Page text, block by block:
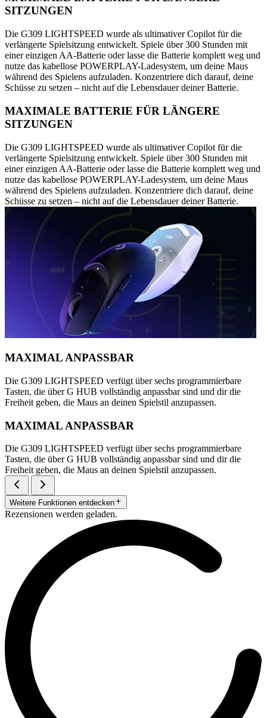
SITZUNGEN
Die G309 LIGHTSPEED wurde als ultimativer Copilot für die
verlängerte Spielsitzung entwickelt. Spiele über 300 Stunden mit
einer einzigen AA-Batterie oder lasse die Batterie komplett weg und
nutze das kabellose POWERPLAY-Ladesystem, um deine Maus
während des Spielens aufzuladen. Konzentriere dich darauf, deine
Schüsse zu setzen – nicht auf die Lebensdauer deiner Batterie.
MAXIMALE BATTERIE FÜR LÄNGERE
SITZUNGEN
Die G309 LIGHTSPEED wurde als ultimativer Copilot für die
verlängerte Spielsitzung entwickelt. Spiele über 300 Stunden mit
einer einzigen AA-Batterie oder lasse die Batterie komplett weg und
nutze das kabellose POWERPLAY-Ladesystem, um deine Maus
während des Spielens aufzuladen. Konzentriere dich darauf, deine
Schüsse zu setzen – nicht auf die Lebensdauer deiner Batterie.
MAXIMAL ANPASSBAR
Die G309 LIGHTSPEED verfügt über sechs programmierbare
Tasten, die über G HUB vollständig anpassbar sind und dir die
Freiheit geben, die Maus an deinen Spielstil anzupassen.
MAXIMAL ANPASSBAR
Die G309 LIGHTSPEED verfügt über sechs programmierbare
Tasten, die über G HUB vollständig anpassbar sind und dir die
Freiheit geben, die Maus an deinen Spielstil anzupassen.
Weitere Funktionen entdecken
Rezensionen werden geladen.